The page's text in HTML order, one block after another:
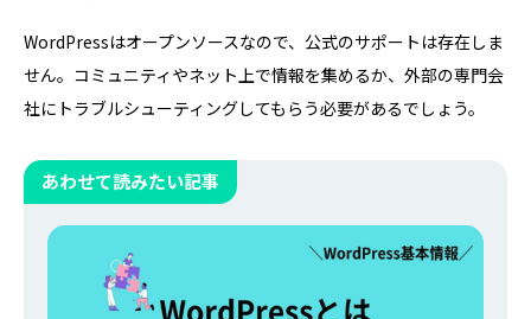
WordPressはオープンソースなので、公式のサポートは存在しま
せん。コミュニティやネット上で情報を集めるか、外部の専門会
社にトラブルシューティングしてもらう必要があるでしょう。
あわせて読みたい記事